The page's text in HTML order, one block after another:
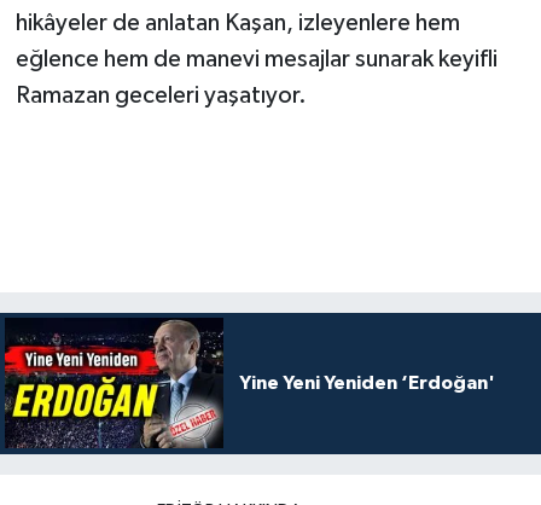
hikâyeler de anlatan Kaşan, izleyenlere hem
eğlence hem de manevi mesajlar sunarak keyifli
Ramazan geceleri yaşatıyor.
Yine Yeni Yeniden ‘Erdoğan'